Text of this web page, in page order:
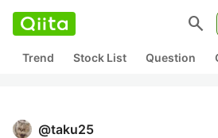
search
Trend Stock List Question
@taku25